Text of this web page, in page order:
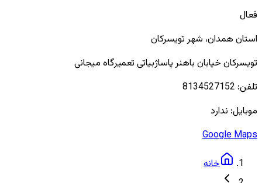
فعال
استان همدان، شهرتویسرکان
تویسرکان خیابان باهنر پاساژبیاتی تعمیرگاه میجانی
تلفن: 8134527152
موبایل: ندارد
Google Maps
خانه